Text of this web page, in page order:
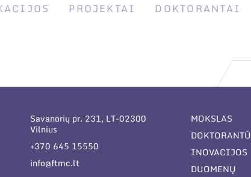
PROJEKTAI DOKTORANTAI
Savanorių pr. 231, LT-02300
Vilnius
+370 645 15550
info@ftmc.lt
MOKSLAS
INOVACIJOS
DUOMENŲ